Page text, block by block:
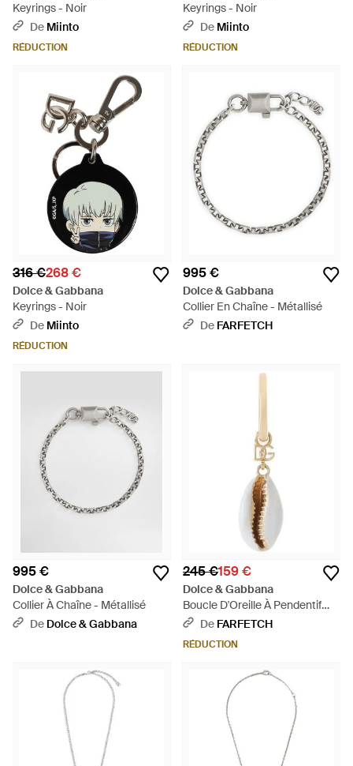
Keyrings - Noir
De Miinto
RÉDUCTION
Keyrings - Noir
De Miinto
RÉDUCTION
316 €268 €
Dolce & Gabbana
Keyrings - Noir
De Miinto
RÉDUCTION
995 €
Dolce & Gabbana
Collier En Chaîne - Métallisé
De FARFETCH
995 €
Dolce & Gabbana
Collier À Chaîne - Métallisé
De Dolce & Gabbana
245 €159 €
Dolce & Gabbana
Boucle D'Oreille À Pendentif
Coquillage - Blanc
De FARFETCH
RÉDUCTION